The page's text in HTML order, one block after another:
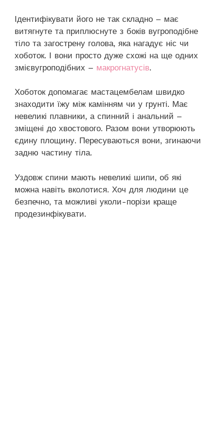
Ідентифікувати його не так складно – має
витягнуте та приплюснуте з боків вугроподібне
тіло та загострену голова, яка нагадує ніс чи
хоботок. І вони просто дуже схожі на ще одних
змієвугроподібних – макрогнатусів.
Хоботок допомагає мастацембелам швидко
знаходити їжу між камінням чи у грунті. Має
невеликі плавники, а спинний і анальний –
зміщені до хвостового. Разом вони утворюють
єдину площину. Пересуваються вони, згинаючи
задню частину тіла.
Уздовж спини мають невеликі шипи, об які
можна навіть вколотися. Хоч для людини це
безпечно, та можливі уколи-порізи краще
продезинфікувати.